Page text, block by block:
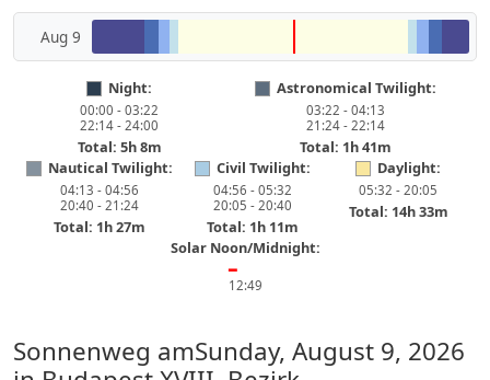
Aug 9
Night:
00:00 - 03:22
22:14 - 24:00
Total: 5h 8m
Astronomical Twilight:
03:22 - 04:13
21:24 - 22:14
Total: 1h 41m
Nautical Twilight:
04:13 - 04:56
20:40 - 21:24
Total: 1h 27m
Civil Twilight:
04:56 - 05:32
20:05 - 20:40
Total: 1h 11m
Daylight:
05:32 - 20:05
Total: 14h 33m
Solar Noon/Midnight:
━
12:49
Sonnenweg amSunday, August 9, 2026